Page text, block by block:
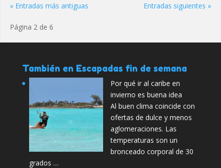
« Entradas más antiguas Entradas siguientes »
Página 2 de 6
También en Escapadas fin de semana
Por qué ir al caribe en
invierno es buena idea
Al buen clima coincide con
ofertas de dulce y menos
aglomeraciones. Las
temperaturas son un
bronceado corporal de 30
grados …